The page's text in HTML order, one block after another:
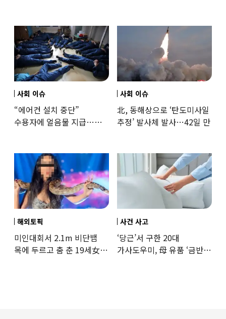
사회 이슈
“에어컨 설치 중단”
수용자에 얼음물 지급…
사회 이슈
北, 동해상으로 ‘탄도미사일
추정’ 발사체 발사…42일 만
해외토픽
미인대회서 2.1m 비단뱀
목에 두르고 춤 춘 19세女
사건 사고
‘당근’서 구한 20대
가사도우미, 母 유품 ‘금반지